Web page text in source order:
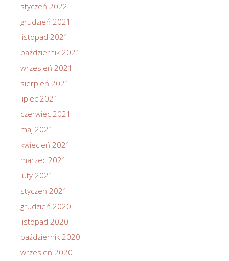
styczeń 2022
grudzień 2021
listopad 2021
październik 2021
wrzesień 2021
sierpień 2021
lipiec 2021
czerwiec 2021
maj 2021
kwiecień 2021
marzec 2021
luty 2021
styczeń 2021
grudzień 2020
listopad 2020
październik 2020
wrzesień 2020